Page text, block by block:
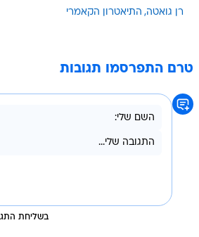
רן גואטה התיאטרון הקאמרי
טרם התפרסמו תגובות
בשליחת